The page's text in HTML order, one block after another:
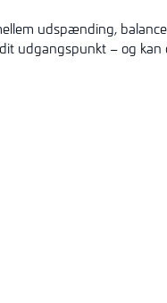
udspænding,
udgangspunkt – og kan